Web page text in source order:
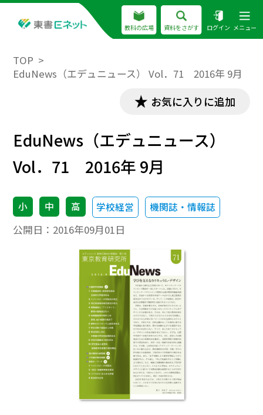
教科の広場 資料をさがす ログイン メニュー
TOP
EduNews（エデュニュース） Vol．71 2016年 9月
お気に入りに追加
EduNews（エデュニュース）
Vol．71 2016年 9月
小 中 高 学校経営 機関誌・情報誌
公開日： 2016年09月01日